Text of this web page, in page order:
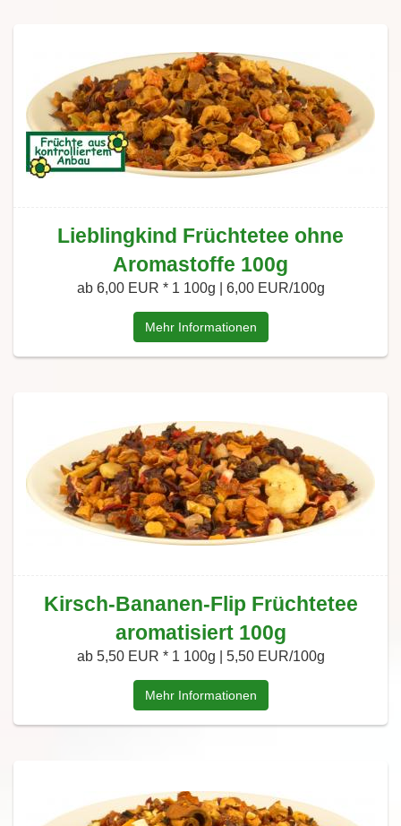
Lieblingkind Früchtetee ohne
Aromastoffe 100g
ab 6,00 EUR * 1 100g | 6,00 EUR/100g
Mehr Informationen
Kirsch-Bananen-Flip Früchtetee
aromatisiert 100g
ab 5,50 EUR * 1 100g | 5,50 EUR/100g
Mehr Informationen